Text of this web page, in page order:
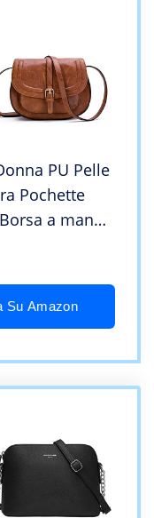
PU Pelle
Pochette
a mano
Su Amazon